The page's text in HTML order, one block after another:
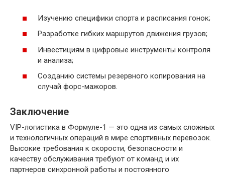
Изучению специфики спорта и расписания гонок;
Разработке гибких маршрутов движения грузов;
Инвестициям в цифровые инструменты контроля
и анализа;
Созданию системы резервного копирования на
случай форс-мажоров.
Заключение
VIP-логистика в Формуле-1 — это одна из самых сложных
и технологичных операций в мире спортивных перевозок.
Высокие требования к скорости, безопасности и
качеству обслуживания требуют от команд и их
партнеров синхронной работы и постоянного